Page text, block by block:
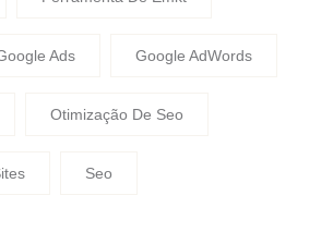
Ads Google AdWords
Otimização De Seo
Seo